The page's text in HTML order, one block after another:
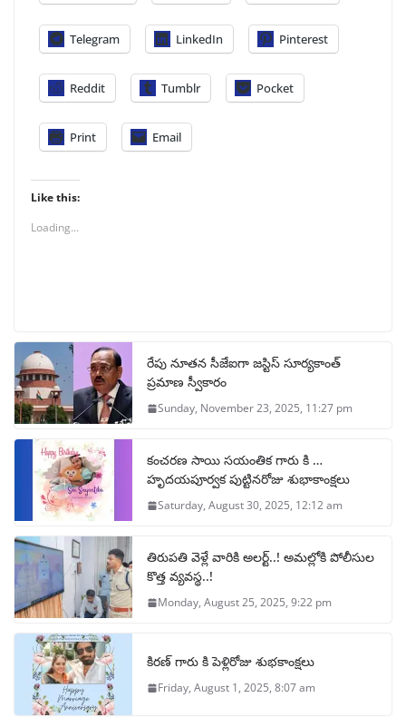
Telegram LinkedIn Pinterest
Reddit Tumblr Pocket
Print Email
Like this:
Loading...
రేపు నూతన సీజేఐగా జస్టిస్ సూర్యకాంత్
ప్రమాణ స్వీకారం
Sunday, November 23, 2025, 11:27 pm
కంచరణ సాయి సయంతిక గారు కి …
హృదయపూర్వక పుట్టినరోజు శుభాకాంక్షలు
Saturday, August 30, 2025, 12:12 am
తిరుపతి వెళ్లే వారికి అలర్ట్..! అమల్లోకి పోలీసుల
కొత్త వ్యవస్థ..!
Monday, August 25, 2025, 9:22 pm
కిరణ్ గారు కి పెళ్లిరోజు శుభకాంక్షలు
Friday, August 1, 2025, 8:07 am